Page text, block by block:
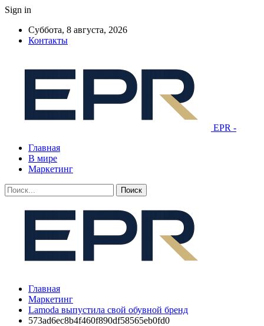
Sign in
Суббота, 8 августа, 2026
Контакты
EPR -
Главная
В мире
Маркетинг
Главная
Маркетинг
Lamoda выпустила свой обувной бренд
573ad6ec8b4f460f890df58565eb0fd0